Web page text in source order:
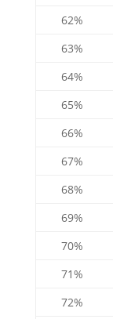
62%
63%
64%
65%
66%
67%
68%
69%
70%
71%
72%